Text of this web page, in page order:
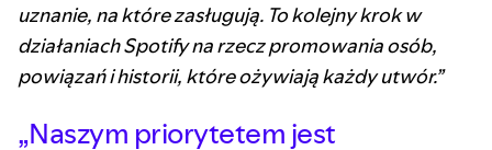
uznanie, na które zasługują. To kolejny krok w
działaniach Spotify na rzecz promowania osób,
powiązań i historii, które ożywiają każdy utwór.”
„Naszym priorytetem jest